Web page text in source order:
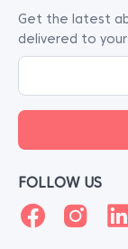
Get the latest
delivered to your
FOLLOW US